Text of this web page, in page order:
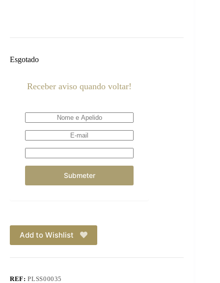
Esgotado
Receber aviso quando voltar!
Add to Wishlist
REF:PLSS00035